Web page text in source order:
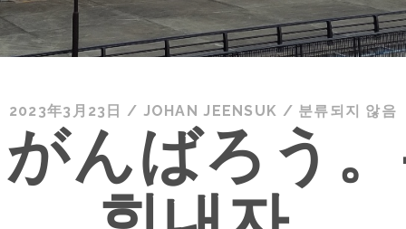
2023年3月23日 / JOHAN JEENSUK / 분류되지 않음
んばろう